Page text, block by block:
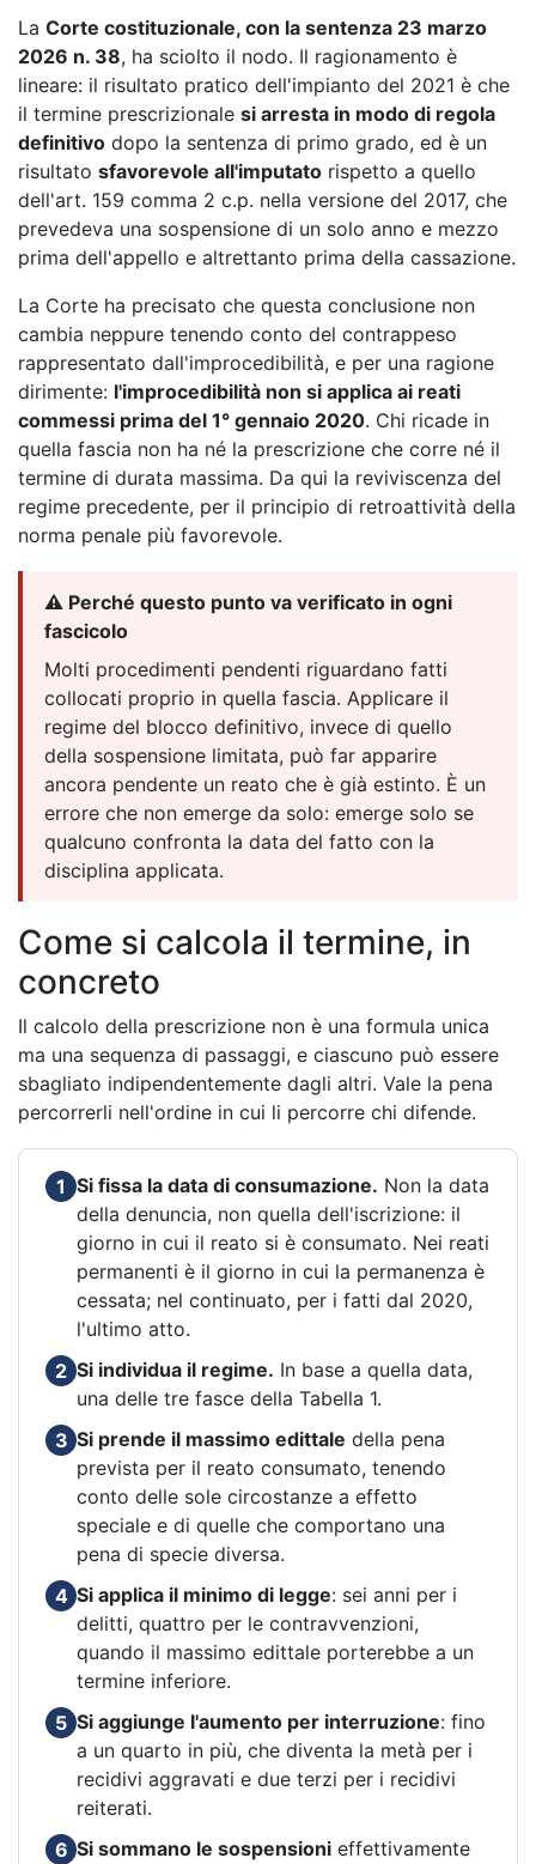
La Corte costituzionale, con la sentenza 23 marzo
2026 n. 38, ha sciolto il nodo. Il ragionamento è
lineare: il risultato pratico dell'impianto del 2021 è che
il termine prescrizionale si arresta in modo di regola
definitivo dopo la sentenza di primo grado, ed è un
risultato sfavorevole all'imputato rispetto a quello
dell'art. 159 comma 2 c.p. nella versione del 2017, che
prevedeva una sospensione di un solo anno e mezzo
prima dell'appello e altrettanto prima della cassazione.
La Corte ha precisato che questa conclusione non
cambia neppure tenendo conto del contrappeso
rappresentato dall'improcedibilità, e per una ragione
dirimente: l'improcedibilità non si applica ai reati
commessi prima del 1° gennaio 2020. Chi ricade in
quella fascia non ha né la prescrizione che corre né il
termine di durata massima. Da qui la reviviscenza del
regime precedente, per il principio di retroattività della
norma penale più favorevole.
⚠️ Perché questo punto va verificato in ogni
fascicolo
Molti procedimenti pendenti riguardano fatti
collocati proprio in quella fascia. Applicare il
regime del blocco definitivo, invece di quello
della sospensione limitata, può far apparire
ancora pendente un reato che è già estinto. È un
errore che non emerge da solo: emerge solo se
qualcuno confronta la data del fatto con la
disciplina applicata.
Come si calcola il termine, in
concreto
Il calcolo della prescrizione non è una formula unica
ma una sequenza di passaggi, e ciascuno può essere
sbagliato indipendentemente dagli altri. Vale la pena
percorrerli nell'ordine in cui li percorre chi difende.
1 Si fissa la data di consumazione. Non la data
della denuncia, non quella dell'iscrizione: il
giorno in cui il reato si è consumato. Nei reati
permanenti è il giorno in cui la permanenza è
cessata; nel continuato, per i fatti dal 2020,
l'ultimo atto.
2 Si individua il regime. In base a quella data,
una delle tre fasce della Tabella 1.
3 Si prende il massimo edittale della pena
prevista per il reato consumato, tenendo
conto delle sole circostanze a effetto
speciale e di quelle che comportano una
pena di specie diversa.
4 Si applica il minimo di legge: sei anni per i
delitti, quattro per le contravvenzioni,
quando il massimo edittale porterebbe a un
termine inferiore.
5 Si aggiunge l'aumento per interruzione: fino
a un quarto in più, che diventa la metà per i
recidivi aggravati e due terzi per i recidivi
reiterati.
6 Si sommano le sospensioni effettivamente